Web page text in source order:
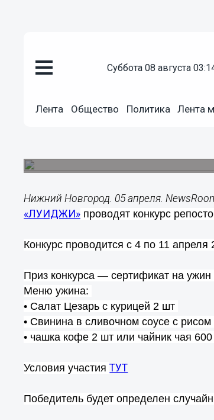
суббота 08 августа
Лента Общество Политика Лента
05.04.201612:31
Нижний Новгород. 05 апреля.
«ЛУИДЖИ» проводят конкурс
Конкурс проводится с 4 по 11 апреля
Приз конкурса — сертификат на
Меню ужина:
• Салат Цезарь с курицей 2 шт
• Свинина в сливочном соусе с
• чашка кофе 2 шт или чайник чая
Условия участияТУТ
Победитель будет определен